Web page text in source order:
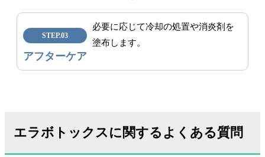
STEP.03
アフターケア
必要に応じて冷却の処置や消炎剤を
塗布します。
エラボトックスに関するよくある質問